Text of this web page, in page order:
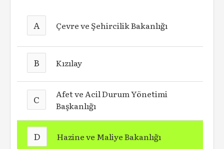
A Çevre ve Şehircilik Bakanlığı
B Kızılay
C
Afet ve Acil Durum Yönetimi
Başkanlığı
D Hazine ve Maliye Bakanlığı